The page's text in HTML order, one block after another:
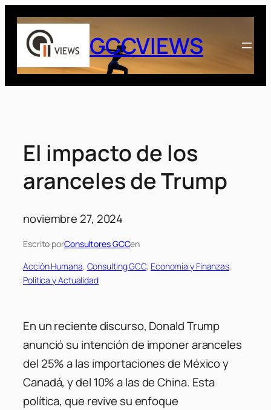
Saltar
contenido
GCCVIEWS
El impacto de los
aranceles de Trump
noviembre 27, 2024
Escrito porConsultores GCCen
Acción Humana, Consulting GCC, Economia y Finanzas
Politica y Actualidad
En un reciente discurso, Donald Trump
anunció su intención de imponer aranceles
del 25% a las importaciones de México y
Canadá, y del 10% a las de China. Esta
política, que revive su enfoque